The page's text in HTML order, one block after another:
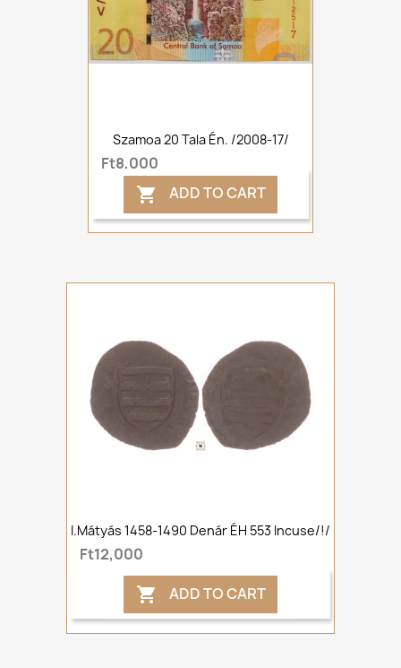
Szamoa 20 Tala Én. /2008-17/
Ft8,000
 ADD TO CART
I.Mátyás 1458-1490 Denár ÉH 553 Incuse/!/
Ft12,000
 ADD TO CART